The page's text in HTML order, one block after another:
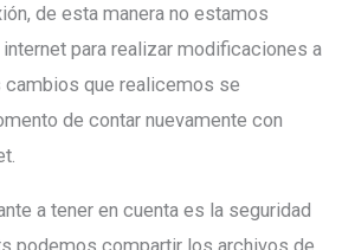
de esta manera no estamos
para realizar modificaciones a
que realicemos se
de contar nuevamente con
a tener en cuenta es la seguridad